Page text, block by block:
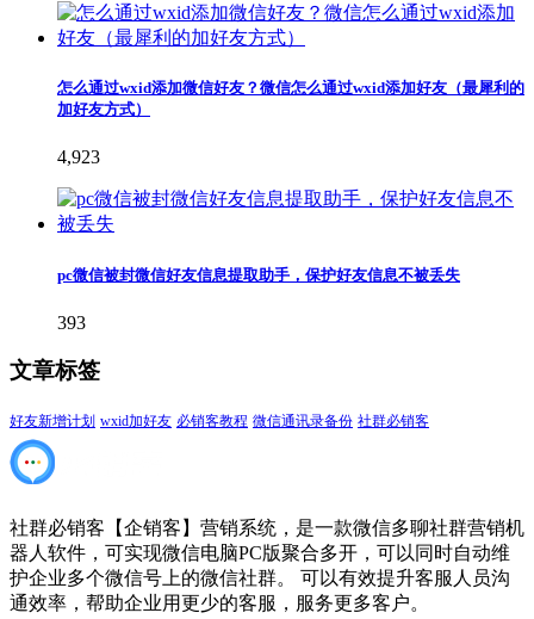
怎么通过wxid添加微信好友？微信怎么通过wxid添加好友（最犀利的
加好友方式）
4,923
pc微信被封微信好友信息提取助手，保护好友信息不被丢失
393
文章标签
好友新增计划 wxid加好友 必销客教程 微信通讯录备份 社群必销客
社群必销客【企销客】营销系统，是一款微信多聊社群营销机
器人软件，可实现微信电脑PC版聚合多开，可以同时自动维
护企业多个微信号上的微信社群。 可以有效提升客服人员沟
通效率，帮助企业用更少的客服，服务更多客户。